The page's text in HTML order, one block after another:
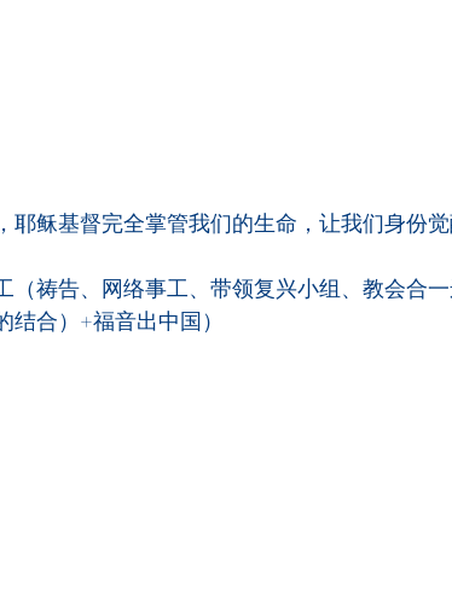
耶稣基督完全掌管我们的生命，让我们身份
（祷告、网络事工、带领复兴小组、教会合
合）+福音出中国）